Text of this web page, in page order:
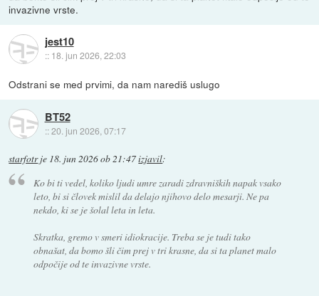
invazivne vrste.
jest10
:: 18. jun 2026, 22:03
Odstrani se med prvimi, da nam narediš uslugo
BT52
::20. jun 2026, 07:17
starfotrje 18. jun 2026 ob 21:47izjavil:
Ko bi ti vedel, koliko ljudi umre zaradi zdravniških napak vsako
leto, bi si človek mislil da delajo njihovo delo mesarji. Ne pa
nekdo, ki se je šolal leta in leta.
Skratka, gremo v smeri idiokracije. Treba se je tudi tako
obnašat, da bomo šli čim prej v tri krasne, da si ta planet malo
odpočije od te invazivne vrste.